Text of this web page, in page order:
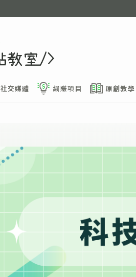
社交媒體 網賺項目 原創教學